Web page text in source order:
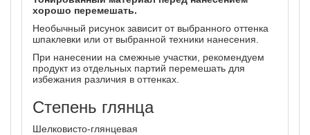
хорошо перемешать.
Необычный рисунок зависит от выбранного оттенка
шпаклевки или от выбранной техники нанесения.
При нанесении на смежные участки, рекомендуем
продукт из отдельных партий перемешать для
избежания различия в оттенках.
Степень глянца
Шелковисто-глянцевая